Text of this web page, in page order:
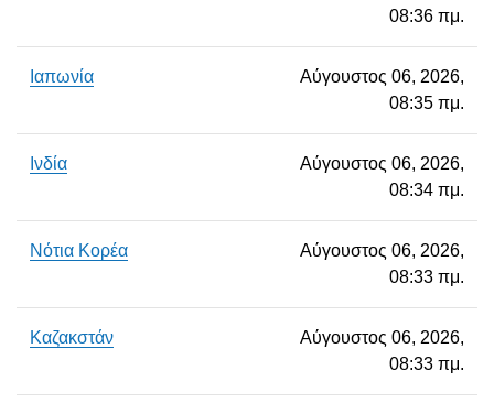
08:36 πμ.
Ιαπωνία
Αύγουστος 06, 2026,
08:35 πμ.
Ινδία
Αύγουστος 06, 2026,
08:34 πμ.
Νότια Κορέα
Αύγουστος 06, 2026,
08:33 πμ.
Καζακστάν
Αύγουστος 06, 2026,
08:33 πμ.